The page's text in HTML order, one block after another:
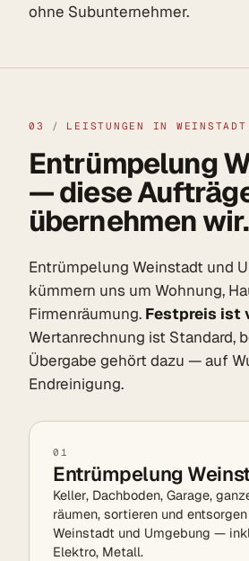
ohne Subunternehmer.
03 / LEISTUNGEN IN WEINSTADT
Entrümpelung
— diese
übernehmen wir.
Entrümpelung Weinstadt und
kümmern uns um Wohnung,
Firmenräumung. Festpreis ist
Wertanrechnung ist Standard,
Übergabe gehört dazu — auf
Endreinigung.
01
Entrümpelung
Keller, Dachboden, Garage,
räumen, sortieren und
Weinstadt und Umgebung —
Elektro, Metall.